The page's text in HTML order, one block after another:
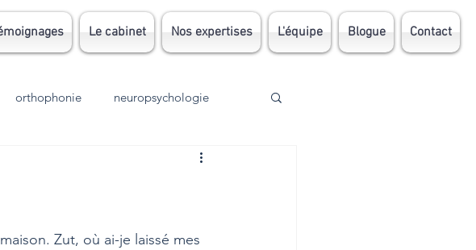
Le cabinet Nos expertises L'équipe Blogue Contact
orthophonie neuropsychologie
Traumatisme
Zut, où ai-je laissé mes